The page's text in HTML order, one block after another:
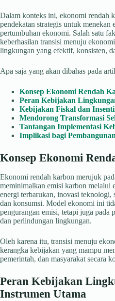
Dalam konteks ini, ekonomi rendah
pendekatan strategis untuk menekan
pertumbuhan ekonomi. Salah satu
keberhasilan transisi menuju
lingkungan yang efektif, konsisten,
Apa saja yang akan dibahas pada
Konsep Ekonomi Rendah
Peran Kebijakan
Kebijakan Fiskal dan
Mendorong Transformasi
Tantangan Implementasi
Implikasi bagi
Konsep Ekonomi
Ekonomi rendah karbon merujuk
meminimalkan emisi karbon melalui
energi terbarukan, inovasi teknologi,
dan konsumsi. Model ekonomi ini
pengurangan emisi, tetapi juga pada
dan perlindungan lingkungan.
Oleh karena itu, transisi menuju
kerangka kebijakan yang mampu
pemerintah, dan masyarakat secara
Peran Kebijakan
Instrumen Utama